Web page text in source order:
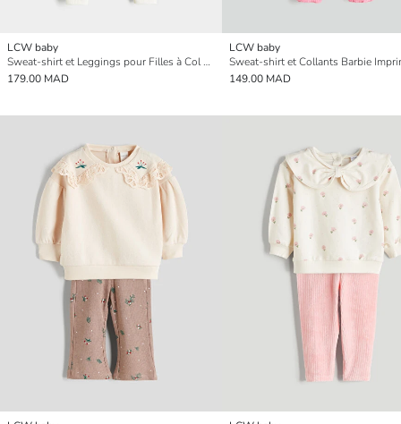
LCW baby
Sweat-shirt et Leggings pour Filles à Col Claudine 2 Pack
179.00 MAD
LCW baby
149.00 MAD